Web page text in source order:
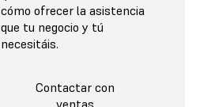
cómo ofrecer la asistencia
que tu negocio y tú
necesitáis.
Contactar con